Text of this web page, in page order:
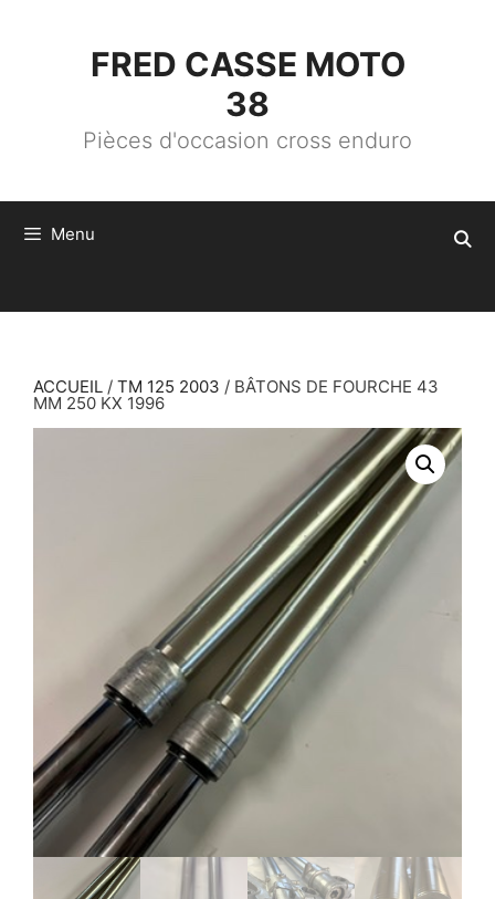
FRED CASSE MOTO
38
Pièces d'occasion cross enduro
Menu
ACCUEIL / TM 125 2003 / BÂTONS DE FOURCHE 43
MM 250 KX 1996